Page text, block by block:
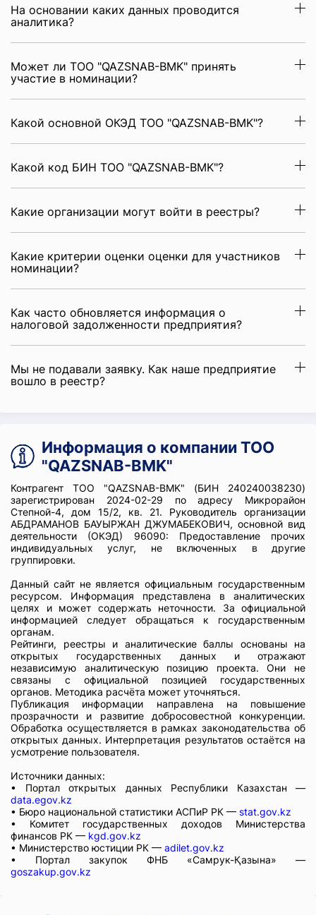
На основании каких данных проводится
аналитика?
Может ли ТОО "QAZSNAB-BMK" принять
участие в номинации?
Какой основной ОКЭД ТОО "QAZSNAB-BMK"?
Какой код БИН ТОО "QAZSNAB-BMK"?
Какие организации могут войти в реестры?
Какие критерии оценки оценки для участников
номинации?
Как часто обновляется информация о
налоговой задолженности предприятия?
Мы не подавали заявку. Как наше предприятие
вошло в реестр?
Информация о компании ТОО
"QAZSNAB-BMK"
Контрагент ТОО "QAZSNAB-BMK" (БИН 240240038230)
зарегистрирован 2024-02-29 по адресу Микрорайон
Степной-4, дом 15/2, кв. 21. Руководитель организации
АБДРАМАНОВ БАУЫРЖАН ДЖУМАБЕКОВИЧ, основной вид
деятельности (ОКЭД) 96090: Предоставление прочих
индивидуальных услуг, не включенных в другие
группировки.
Данный сайт не является официальным государственным
ресурсом. Информация представлена в аналитических
целях и может содержать неточности. За официальной
информацией следует обращаться к государственным
органам.
Рейтинги, реестры и аналитические баллы основаны на
открытых государственных данных и отражают
независимую аналитическую позицию проекта. Они не
связаны с официальной позицией государственных
органов. Методика расчёта может уточняться.
Публикация информации направлена на повышение
прозрачности и развитие добросовестной конкуренции.
Обработка осуществляется в рамках законодательства об
открытых данных. Интерпретация результатов остаётся на
усмотрение пользователя.
Источники данных:
• Портал открытых данных Республики Казахстан —
data.egov.kz
• Бюро национальной статистики АСПиР РК — stat.gov.kz
• Комитет государственных доходов Министерства
финансов РК — kgd.gov.kz
• Министерство юстиции РК — adilet.gov.kz
• Портал закупок ФНБ «Самрук-Қазына» —
goszakup.gov.kz